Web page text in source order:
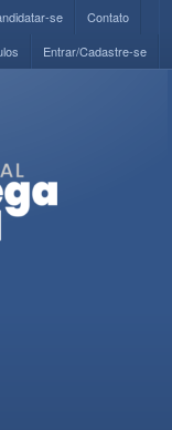
se
Contato
Entrar/Cadastre-se